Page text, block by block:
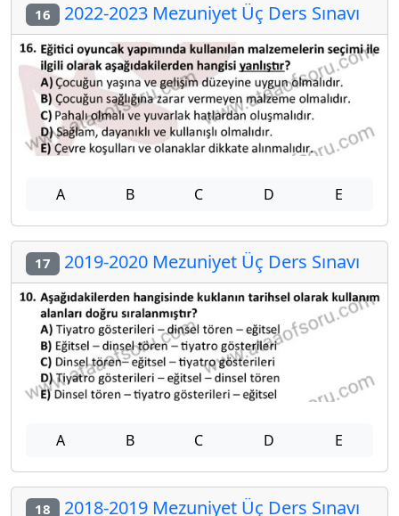
16 2022-2023 Mezuniyet Üç Ders Sınavı
A B C D E
17 2019-2020 Mezuniyet Üç Ders Sınavı
A B C D E
18 2018-2019 Mezuniyet Üç Ders Sınavı